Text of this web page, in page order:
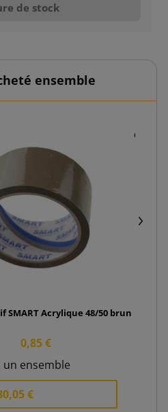
de stock
ensemble
SMART Acrylique 48/50 brun
0,85 €
un ensemble
€